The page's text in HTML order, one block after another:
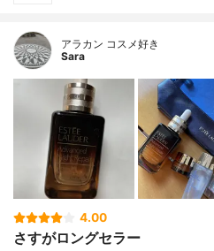
アラカン コスメ好き
Sara
4.00
さすがロングセラー